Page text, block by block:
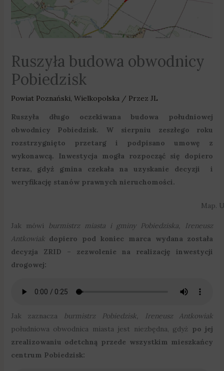
Ruszyła budowa obwodnicy
Pobiedzisk
Powiat Poznański, Wielkopolska/ Przez JL
Ruszyła długo oczekiwana budowa południowej
obwodnicy Pobiedzisk. W sierpniu zeszłego roku
rozstrzygnięto przetarg i podpisano umowę z
wykonawcą. Inwestycja mogła rozpocząć się dopiero
teraz, gdyż gmina czekała na uzyskanie decyzji i
weryfikację stanów prawnych nieruchomości.
Map.
Jak mówi burmistrz miasta i gminy Pobiedziska, Ireneusz
Antkowiak dopiero pod koniec marca wydana została
decyzja ZRID – zezwolenie na realizację inwestycji
drogowej:
Jak zaznacza burmistrz Pobiedzisk, Ireneusz Antkowiak
południowa obwodnica miasta jest niezbędna, gdyż po jej
zrealizowaniu odetchną przede wszystkim mieszkańcy
centrum Pobiedzisk: